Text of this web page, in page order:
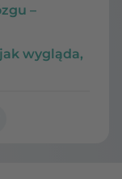
–
wygląda,